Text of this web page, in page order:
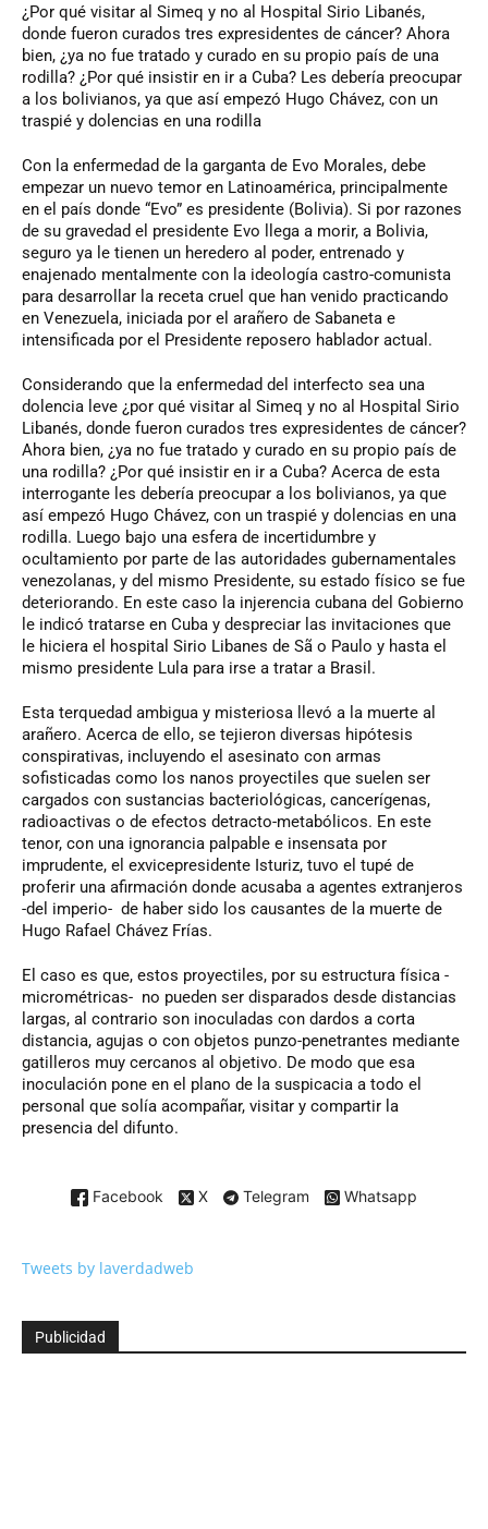
¿Por qué visitar al Simeq y no al Hospital Sirio Libanés,
donde fueron curados tres expresidentes de cáncer? Ahora
bien, ¿ya no fue tratado y curado en su propio país de una
rodilla? ¿Por qué insistir en ir a Cuba? Les debería preocupar
a los bolivianos, ya que así empezó Hugo Chávez, con un
traspié y dolencias en una rodilla
Con la enfermedad de la garganta de Evo Morales, debe
empezar un nuevo temor en Latinoamérica, principalmente
en el país donde “Evo” es presidente (Bolivia). Si por razones
de su gravedad el presidente Evo llega a morir, a Bolivia,
seguro ya le tienen un heredero al poder, entrenado y
enajenado mentalmente con la ideología castro-comunista
para desarrollar la receta cruel que han venido practicando
en Venezuela, iniciada por el arañero de Sabaneta e
intensificada por el Presidente reposero hablador actual.
Considerando que la enfermedad del interfecto sea una
dolencia leve ¿por qué visitar al Simeq y no al Hospital Sirio
Libanés, donde fueron curados tres expresidentes de cáncer?
Ahora bien, ¿ya no fue tratado y curado en su propio país de
una rodilla? ¿Por qué insistir en ir a Cuba? Acerca de esta
interrogante les debería preocupar a los bolivianos, ya que
así empezó Hugo Chávez, con un traspié y dolencias en una
rodilla. Luego bajo una esfera de incertidumbre y
ocultamiento por parte de las autoridades gubernamentales
venezolanas, y del mismo Presidente, su estado físico se fue
deteriorando. En este caso la injerencia cubana del Gobierno
le indicó tratarse en Cuba y despreciar las invitaciones que
le hiciera el hospital Sirio Libanes de Sã o Paulo y hasta el
mismo presidente Lula para irse a tratar a Brasil.
Esta terquedad ambigua y misteriosa llevó a la muerte al
arañero. Acerca de ello, se tejieron diversas hipótesis
conspirativas, incluyendo el asesinato con armas
sofisticadas como los nanos proyectiles que suelen ser
cargados con sustancias bacteriológicas, cancerígenas,
radioactivas o de efectos detracto-metabólicos. En este
tenor, con una ignorancia palpable e insensata por
imprudente, el exvicepresidente Isturiz, tuvo el tupé de
proferir una afirmación donde acusaba a agentes extranjeros
-del imperio- de haber sido los causantes de la muerte de
Hugo Rafael Chávez Frías.
El caso es que, estos proyectiles, por su estructura física -
micrométricas- no pueden ser disparados desde distancias
largas, al contrario son inoculadas con dardos a corta
distancia, agujas o con objetos punzo-penetrantes mediante
gatilleros muy cercanos al objetivo. De modo que esa
inoculación pone en el plano de la suspicacia a todo el
personal que solía acompañar, visitar y compartir la
presencia del difunto.
Facebook X Telegram Whatsapp
Tweets by laverdadweb
Publicidad